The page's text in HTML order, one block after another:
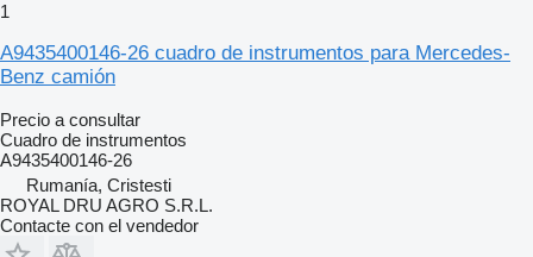
1
A9435400146-26 cuadro de instrumentos para Mercedes-
Benz camión
Precio a consultar
Cuadro de instrumentos
A9435400146-26
Rumanía, Cristesti
ROYAL DRU AGRO S.R.L.
Contacte con el vendedor